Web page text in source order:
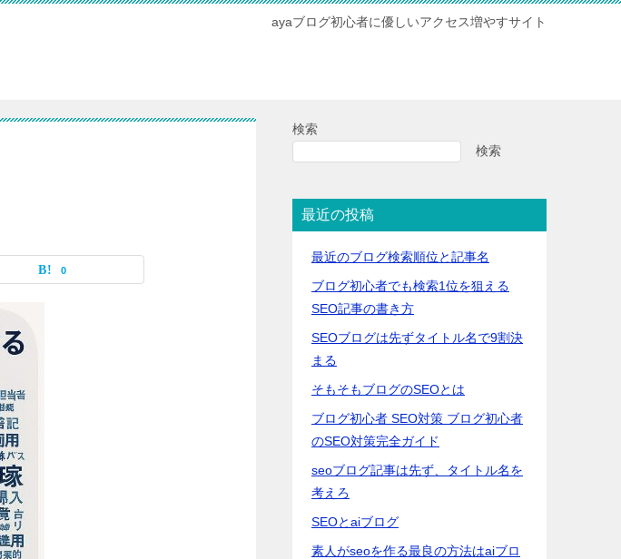
ayaブログ初心者に優しいアクセス増やすサイト
0
検索
検索
最近の投稿
最近のブログ検索順位と記事名
ブログ初心者でも検索1位を狙える
SEO記事の書き方
SEOブログは先ずタイトル名で9割決
まる
そもそもブログのSEOとは
ブログ初心者 SEO対策 ブログ初心者
のSEO対策完全ガイド
seoブログ記事は先ず、タイトル名を
考えろ
SEOとaiブログ
素人がseoを作る最良の方法はaiブロ